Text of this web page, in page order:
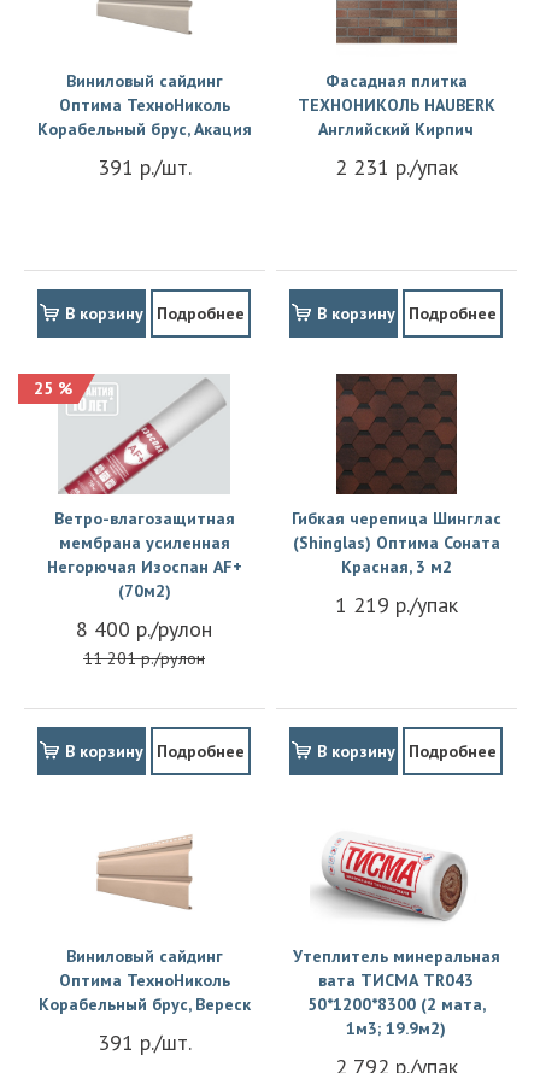
Виниловый сайдинг
Оптима ТехноНиколь
Корабельный брус, Акация
391 р./шт.
В корзину Подробнее
Фасадная плитка
ТЕХНОНИКОЛЬ HAUBERK
Английский Кирпич
2 231 р./упак
В корзину Подробнее
25 %
Ветро-влагозащитная
мембрана усиленная
Негорючая Изоспан АF+
(70м2)
8 400 р./рулон
11 201 р./рулон
В корзину Подробнее
Гибкая черепица Шинглас
(Shinglas) Оптима Соната
Красная, 3 м2
1 219 р./упак
В корзину Подробнее
Виниловый сайдинг
Оптима ТехноНиколь
Корабельный брус, Вереск
391 р./шт.
Утеплитель минеральная
вата ТИСМА TR043
50*1200*8300 (2 мата,
1м3; 19.9м2)
2 792 р./упак